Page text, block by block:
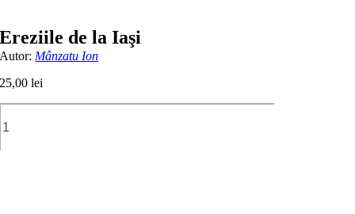
Ereziile de la Iaşi
Autor: Mânzatu Ion
25,00lei